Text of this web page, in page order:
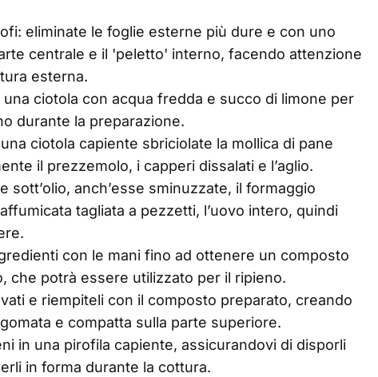
eliminate le foglie esterne più dure e con uno
centrale e il 'peletto' interno, facendo attenzione
esterna.
ciotola con acqua fredda e succo di limone per
durante la preparazione.
ciotola capiente sbriciolate la mollica di pane
il prezzemolo, i capperi dissalati e l’aglio.
sott’olio, anch’esse sminuzzate, il formaggio
tagliata a pezzetti, l’uovo intero, quindi
con le mani fino ad ottenere un composto
che potrà essere utilizzato per il ripieno.
e riempiteli con il composto preparato, creando
e compatta sulla parte superiore.
in una pirofila capiente, assicurandovi di disporli
in forma durante la cottura.